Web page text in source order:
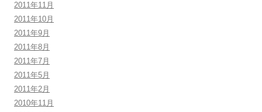
2011年11月
2011年10月
2011年9月
2011年8月
2011年7月
2011年5月
2011年2月
2010年11月